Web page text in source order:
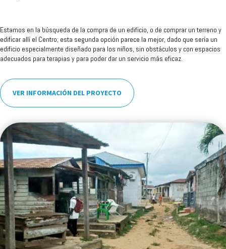
Estamos en la búsqueda de la compra de un edificio, o de comprar un terreno y
edificar allí el Centro; esta segunda opción parece la mejor, dado que sería un
edificio especialmente diseñado para los niños, sin obstáculos y con espacios
adecuados para terapias y para poder dar un servicio más eficaz.
VER INFORMACIÓN DEL PROYECTO